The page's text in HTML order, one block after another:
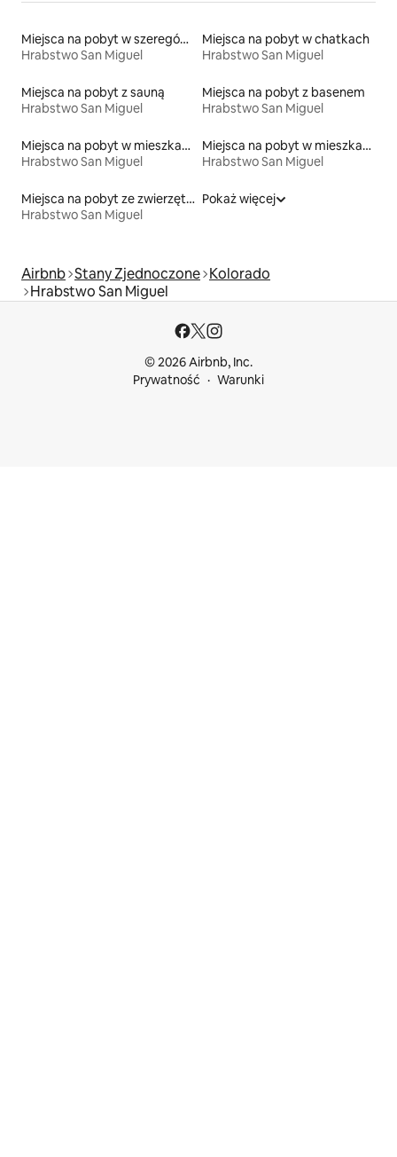
Miejsca na pobyt w szeregówkach
Hrabstwo San Miguel
Miejsca na pobyt w chatkach
Hrabstwo San Miguel
Miejsca na pobyt z sauną
Hrabstwo San Miguel
Miejsca na pobyt z basenem
Hrabstwo San Miguel
Miejsca na pobyt w mieszkaniach typu condo
Hrabstwo San Miguel
Miejsca na pobyt w mieszkaniach
Hrabstwo San Miguel
Miejsca na pobyt ze zwierzętami
Hrabstwo San Miguel
Pokaż więcej
Airbnb Stany Zjednoczone Kolorado
Hrabstwo San Miguel
© 2026 Airbnb, Inc.
Prywatność
Warunki